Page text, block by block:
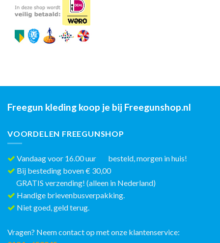
Freegun kleding koop je bij Freegunshop.nl
VOORDELEN FREEGUNSHOP
Vandaag voor 16.00 uur besteld, morgen in huis!
Bij besteding boven € 30,00
GRATIS verzending! (alleen in Nederland)
Handige brievenbusverpakking.
Niet goed, geld terug.
Vragen? Neem contact op met onze klantenservice: